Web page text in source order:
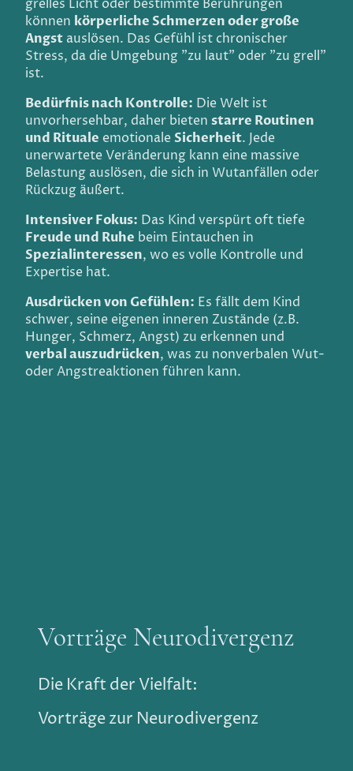
grelles Licht oder bestimmte Berührungen
können körperliche Schmerzen oder große
Angst auslösen. Das Gefühl ist chronischer
Stress, da die Umgebung "zu laut" oder "zu grell"
ist.
Bedürfnis nach Kontrolle: Die Welt ist
unvorhersehbar, daher bieten starre Routinen
und Rituale emotionaleSicherheit. Jede
unerwartete Veränderung kann eine massive
Belastung auslösen, die sich in Wutanfällen oder
Rückzug äußert.
Intensiver Fokus: Das Kind verspürt oft tiefe
Freude und Ruhe beim Eintauchen in
Spezialinteressen, wo es volle Kontrolle und
Expertise hat.
Ausdrücken von Gefühlen: Es fällt dem Kind
schwer, seine eigenen inneren Zustände (z.B.
Hunger, Schmerz, Angst) zu erkennen und
verbal auszudrücken, was zu nonverbalen Wut-
oder Angstreaktionen führen kann.
Vorträge Neurodivergenz
Die Kraft der Vielfalt:
Vorträge zur Neurodivergenz